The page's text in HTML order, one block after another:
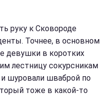
руку к Сковороде
Точнее, в основном
девушки в коротких
лестницу сокурсникам
шуровали шваброй по
тоже в какой-то